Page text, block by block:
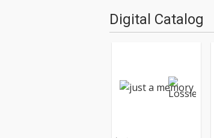
Digital Catalog